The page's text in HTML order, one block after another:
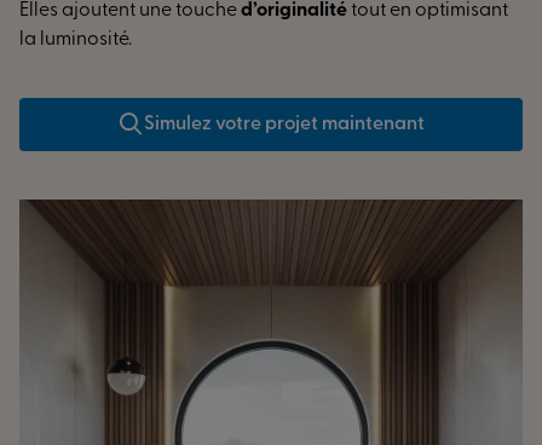
Elles ajoutent une touched’originalitétout en optimisant
la luminosité.
Simulez votre projet maintenant